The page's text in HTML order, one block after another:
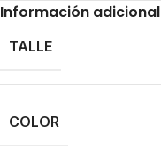
Información adicional
TALLE
COLOR